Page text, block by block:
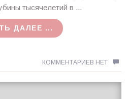
тысячелетий в ...
ДАЛЕЕ ...
КОММЕНТАРИЕВ НЕТ